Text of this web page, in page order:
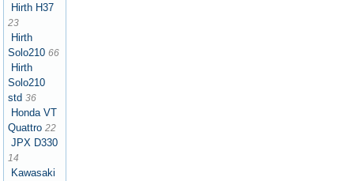
Hirth H37
23
Hirth
Solo210 66
Hirth
Solo210
std 36
Honda VT
Quattro 22
JPX D330
14
Kawasaki